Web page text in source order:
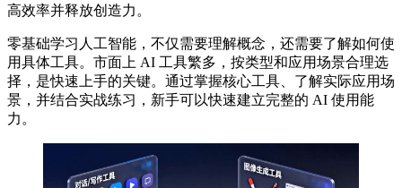
高效率并释放创造力。
零基础学习人工智能，不仅需要理解概念，还需要了解如何使
用具体工具。市面上 AI 工具繁多，按类型和应用场景合理选
择，是快速上手的关键。通过掌握核心工具、了解实际应用场
景，并结合实战练习，新手可以快速建立完整的 AI 使用能
力。